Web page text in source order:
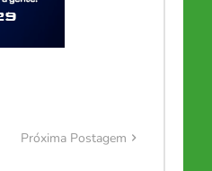
Próxima Postagem